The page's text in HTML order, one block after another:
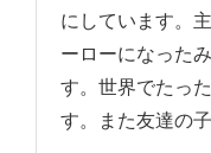
にしています。
ーローになった
す。世界でたっ
す。また友達の